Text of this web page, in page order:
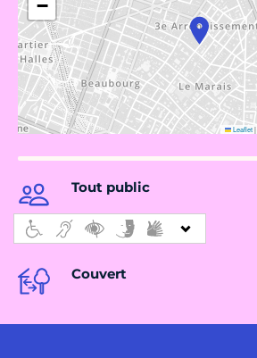
−
Leaflet|
Tout public
Couvert